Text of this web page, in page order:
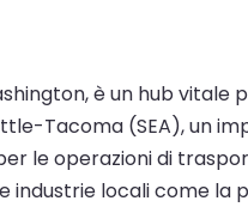
è un hub
Tacoma (SEA), un
le operazioni di
locali come la